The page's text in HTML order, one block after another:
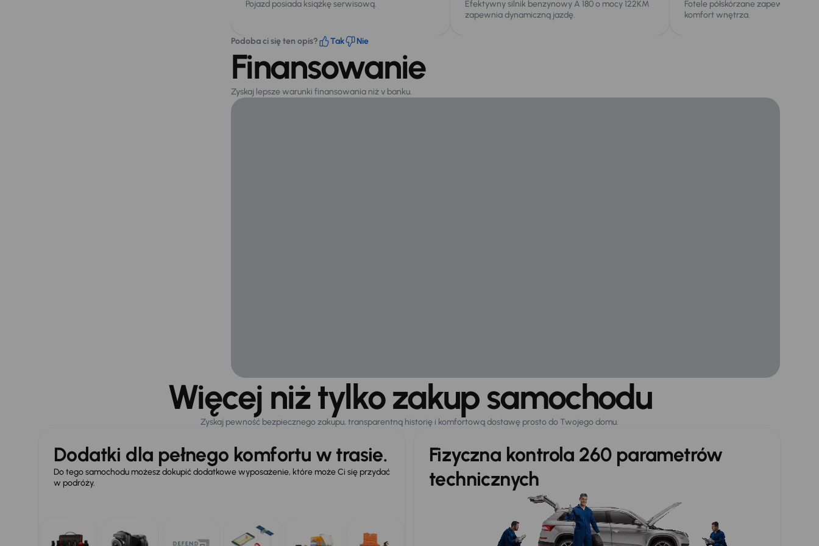
Pojazd posiada książkę serwisową.
Efektywny silnik benzynowy A 180 o mocy 122KM
zapewnia dynamiczną jazdę.
Fotele półskórzane zapewniają
komfort wnętrza.
Podoba ci się ten opis? Tak Nie
Finansowanie
Zyskaj lepsze warunki finansowania niż v banku.
Więcej niż tylko zakup samochodu
Zyskaj pewność bezpiecznego zakupu, transparentną historię i komfortową dostawę prosto do Twojego domu.
Dodatki dla pełnego komfortu w trasie.
Do tego samochodu możesz dokupić dodatkowe wyposażenie, które może Ci się przydać
w podróży.
Fizyczna kontrola 260 parametrów
technicznych